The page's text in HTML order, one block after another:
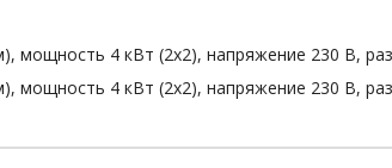
мощность 4 кВт (2х2), напряжение 230 В,
мощность 4 кВт (2х2), напряжение 230 В,